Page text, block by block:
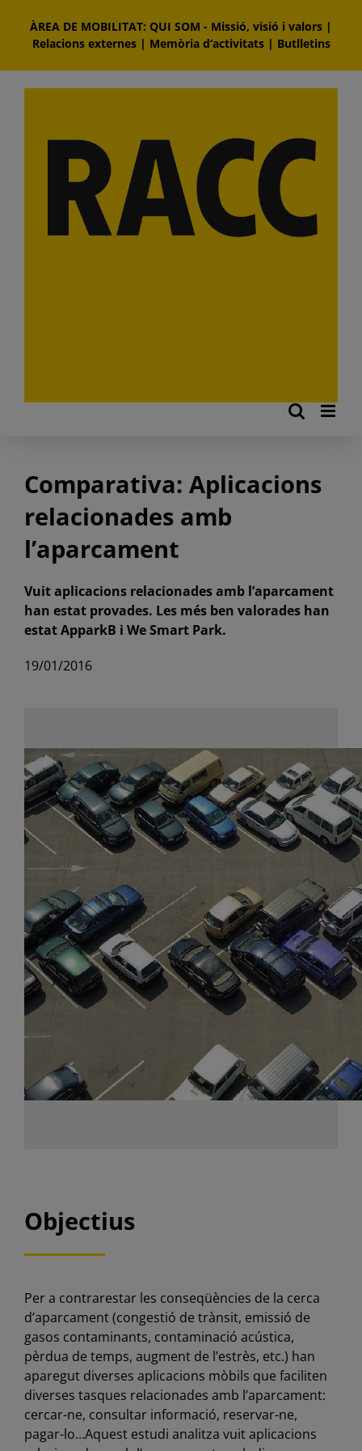
content
ÀREA DE MOBILITAT: QUI SOM - Missió, visió i valors |
Relacions externes| Memòria d‘activitats| Butlletins
Comparativa: Aplicacions
relacionades amb
l’aparcament
Vuit aplicacions relacionades amb l’aparcament
han estat provades. Les més ben valorades han
estat ApparkB i We Smart Park.
19/01/2016
Objectius
Per a contrarestar les conseqüències de la cerca
d’aparcament (congestió de trànsit, emissió de
gasos contaminants, contaminació acústica,
pèrdua de temps, augment de l’estrès, etc.) han
aparegut diverses aplicacions mòbils que faciliten
diverses tasques relacionades amb l’aparcament:
cercar-ne, consultar informació, reservar-ne,
pagar-lo…Aquest estudi analitza vuit aplicacions